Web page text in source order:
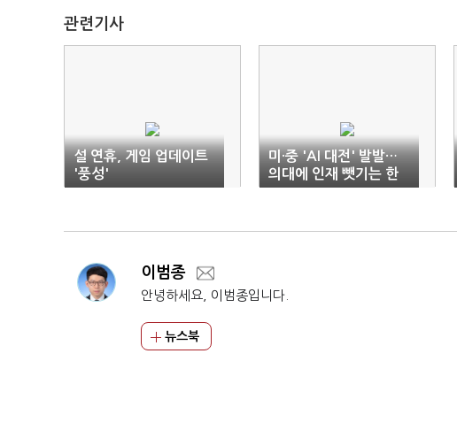
관련기사
설 연휴, 게임 업데이트
'풍성'
미·중 'AI 대전' 발발…
의대에 인재 뺏기는 한
국
이범종
안녕하세요, 이범종입니다.
뉴스북